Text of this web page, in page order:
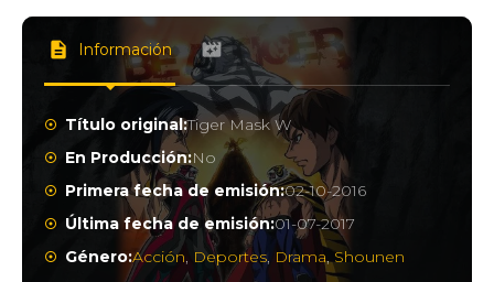
Información
Título original:Tiger Mask W
En Producción:No
Primera fecha de emisión:02-10-2016
Última fecha de emisión:01-07-2017
Género:Acción, Deportes, Drama,Shounen